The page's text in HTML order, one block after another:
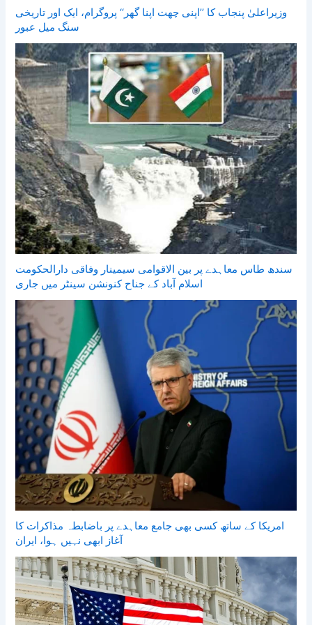
وزیراعلیٰ پنجاب کا ’’اپنی چھت اپنا گھر‘‘ پروگرام، ایک اور تاریخی
سنگ میل عبور
سندھ طاس معاہدے پر بین الاقوامی سیمینار وفاقی دارالحکومت
اسلام آباد کے جناح کنونشن سینٹر میں جاری
امریکا کے ساتھ کسی بھی جامع معاہدے پر باضابطہ مذاکرات کا
آغاز ابھی نہیں ہوا، ایران